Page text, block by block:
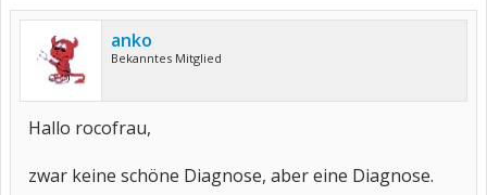
anko
Bekanntes Mitglied
Hallo rocofrau,
zwar keine schöne Diagnose, aber eine Diagnose.